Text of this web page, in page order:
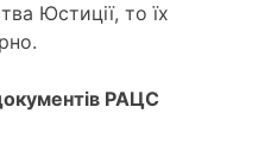
Юстиції, то їх
РАЦС